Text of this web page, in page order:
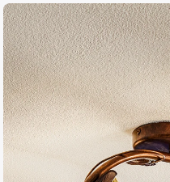
Ugrás
a
képgaléria
végére